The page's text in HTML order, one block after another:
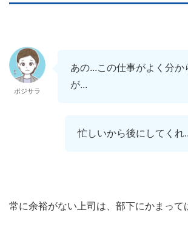
ポジサラ
あの...この仕事がよく分か
が...
忙しいから後にしてくれ
常に余裕がない上司は、部下にかまって